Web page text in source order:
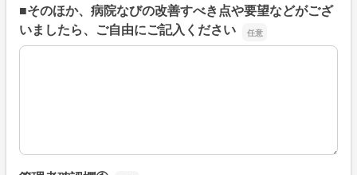
■そのほか、病院なびの改善すべき点や要望などがござ
いましたら、ご自由にご記入ください
■そのほか、病院なびの改善すべき点や要望などがござい